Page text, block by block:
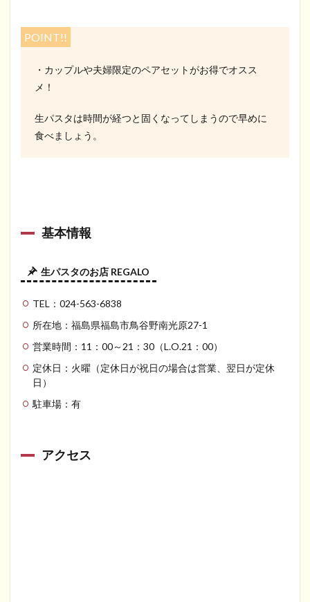
POINT!!
・カップルや夫婦限定のペアセットがお得でオスス
メ！
生パスタは時間が経つと固くなってしまうので早めに
食べましょう。
基本情報
生パスタのお店 REGALO
TEL：024-563-6838
所在地：福島県福島市鳥谷野南光原27-1
営業時間：11：00～21：30（L.O.21：00）
定休日：火曜（定休日が祝日の場合は営業、翌日が定休
日）
駐車場：有
アクセス